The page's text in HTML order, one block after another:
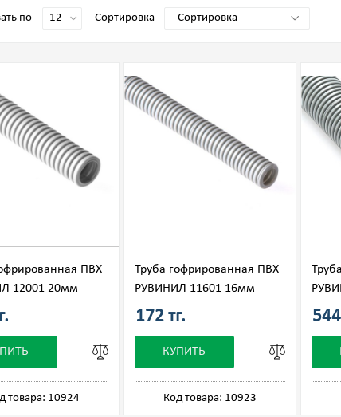
по Сортировка
ПВХ
12001 20мм
товара: 10924
Труба гофрированная ПВХ
РУВИНИЛ 11601 16мм
172 тг.
КУПИТЬ
Код товара: 10923
544